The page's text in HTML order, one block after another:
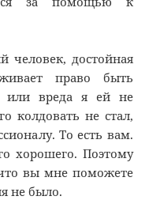
достойная
право быть
или вреда я ей не
колдовать не стал,
То есть вам.
хорошего. Поэтому
вы мне поможете
не было.